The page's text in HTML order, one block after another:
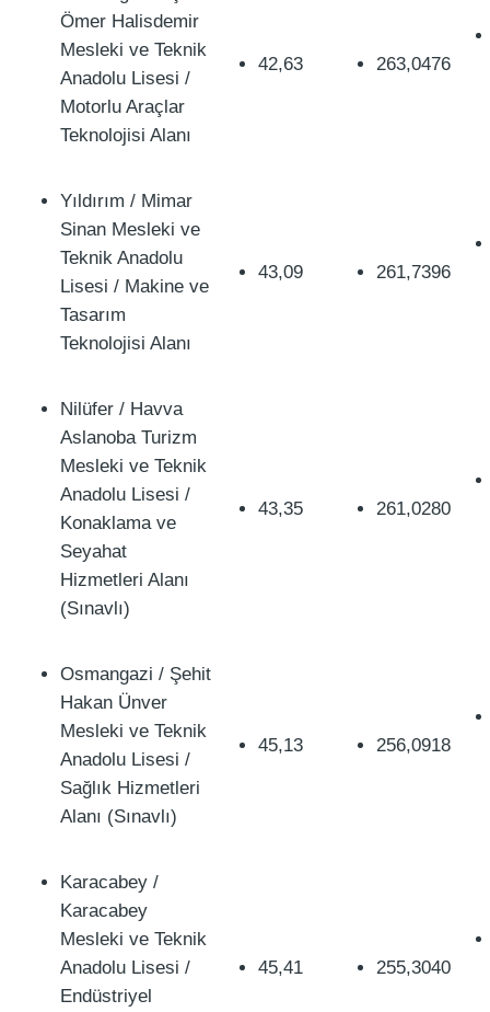
Ömer Halisdemir
Mesleki ve Teknik
Anadolu Lisesi /
Motorlu Araçlar
Teknolojisi Alanı
42,63 263,0476
Yıldırım / Mimar
Sinan Mesleki ve
Teknik Anadolu
Lisesi / Makine ve
Tasarım
Teknolojisi Alanı
43,09 261,7396
Nilüfer / Havva
Aslanoba Turizm
Mesleki ve Teknik
Anadolu Lisesi /
Konaklama ve
Seyahat
Hizmetleri Alanı
(Sınavlı)
43,35 261,0280
Osmangazi / Şehit
Hakan Ünver
Mesleki ve Teknik
Anadolu Lisesi /
Sağlık Hizmetleri
Alanı (Sınavlı)
45,13 256,0918
Karacabey /
Karacabey
Mesleki ve Teknik
Anadolu Lisesi /
Endüstriyel
45,41 255,3040